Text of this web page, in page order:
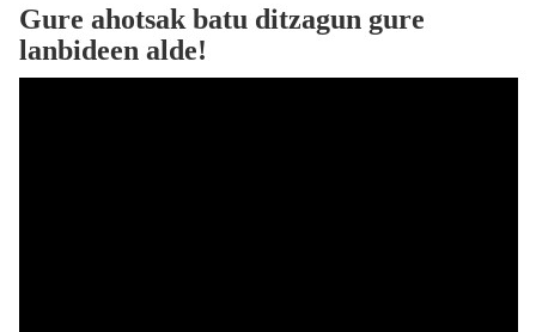
Gure ahotsak batu ditzagun gure
lanbideen alde!